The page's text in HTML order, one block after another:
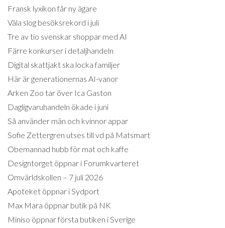
Fransk lyxikon får ny ägare
Väla slog besöksrekord i juli
Tre av tio svenskar shoppar med AI
Färre konkurser i detaljhandeln
Digital skattjakt ska locka familjer
Här är generationernas AI-vanor
Arken Zoo tar över Ica Gaston
Dagligvaruhandeln ökade i juni
Så använder män och kvinnor appar
Sofie Zettergren utses till vd på Matsmart
Obemannad hubb för mat och kaffe
Designtorget öppnar i Forumkvarteret
Omvärldskollen – 7 juli 2026
Apoteket öppnar i Sydport
Max Mara öppnar butik på NK
Miniso öppnar första butiken i Sverige